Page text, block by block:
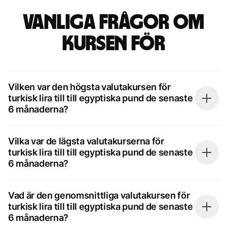
Vanliga frågor om
kursen för
Vilken var den högsta valutakursen för
turkisk lira till till egyptiska pund de senaste
6 månaderna?
Vilka var de lägsta valutakurserna för
turkisk lira till till egyptiska pund de senaste
6 månaderna?
Vad är den genomsnittliga valutakursen för
turkisk lira till till egyptiska pund de senaste
6 månaderna?